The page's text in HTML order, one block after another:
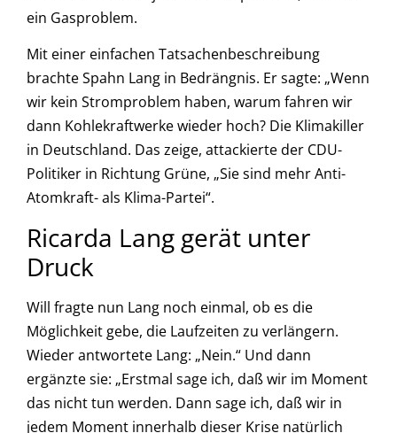
ein Gasproblem.
Mit einer einfachen Tatsachenbeschreibung
brachte Spahn Lang in Bedrängnis. Er sagte: „Wenn
wir kein Stromproblem haben, warum fahren wir
dann Kohlekraftwerke wieder hoch? Die Klimakiller
in Deutschland. Das zeige, attackierte der CDU-
Politiker in Richtung Grüne, „Sie sind mehr Anti-
Atomkraft- als Klima-Partei“.
Ricarda Lang gerät unter
Druck
Will fragte nun Lang noch einmal, ob es die
Möglichkeit gebe, die Laufzeiten zu verlängern.
Wieder antwortete Lang: „Nein.“ Und dann
ergänzte sie: „Erstmal sage ich, daß wir im Moment
das nicht tun werden. Dann sage ich, daß wir in
jedem Moment innerhalb dieser Krise natürlich